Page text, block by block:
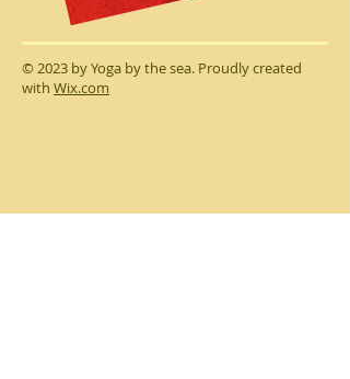
​© 2023 by Yoga by the sea. Proudly created
with Wix.com